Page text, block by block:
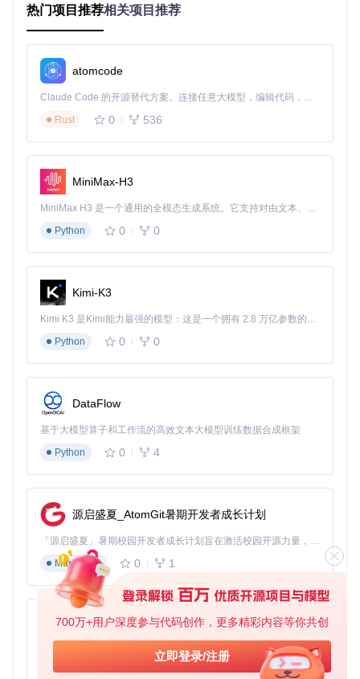
700万+用户深度参与代码创作，更多精彩内容等你共创
立即登录/注册
ESP32
✓ 完全
★★★
ESP32
-S3
✓ 增强
★★★
支持SBR和参数化立体
ESP32
-P4
支持
★★
最新架构，性能最优
ESP32
✗ 不支
★☆☆
ESP32
-C3
✗ 不支
★☆☆
单核架构，无PSRAM支
音频格
支持状态 推荐指数 限制条件
MP3
持
★
所有码率
AAC
持
AACP
✓ 部分支
★★★☆
ESP32仅单声道
WAV 支持PCM格式
FLAC
持
VORBI
✓ 部分支
★★★☆
比特率≤196Kbit/s
OPUS 混合模式未实现
快速上手：本地音频播放方案
硬件准备与连接
重要警告：确保您的开发板配备PSRAM，ESP32-S2/C3等
单核芯片完全不兼容本库。
推荐硬件组合：
主控：ESP32-WROOM-32（带4MB PSRAM）
DAC：PCM5102A（高性能DAC芯片）
热门项目推荐相关项目推荐
atomcode
Claude Code 的开源替代方案。连接任意大模型，编辑代码，运行命令，自动验证 — 全自动执行。用 Rust 构建，极致性能。 ｜ An open-source alternative to Claude Code. Connect any LLM, edit code, run commands, and verify changes — autonomously. Built in Rust for speed. Get Started
Rust
0 536
MiniMax-H3
MiniMax H3 是一个通用的全模态生成系统。它支持对由文本、图像、视频和音频组成的多模态上下文进行统一理解，并能生成分辨率高达 2K、时长可达 15 秒的带原生立体声音频的视频。得益于面向任务泛化的系统设计，H3 在预训练阶段就已具备广泛的多模态上下文理解与生成能力，能够出色地执行复杂的多模态指令。
Python
0 0
Kimi-K3
Kimi K3 是Kimi能力最强的模型：这是一个拥有 2.8 万亿参数的混合专家（MoE）模型，具备原生视觉理解能力，并支持 100 万 token 的上下文窗口。
Python
0 0
DataFlow
基于大模型算子和工作流的高效文本大模型训练数据合成框架
Python
0 4
源启盛夏_AtomGit暑期开发者成长计划
「源启盛夏」暑期校园开发者成长计划旨在激活校园开源力量，通过积分激励、认证扶持、资源倾斜等形式，引导高校组织和开发者完成「入驻 — 建项目 — 做贡献 — 获认证 — 得资源」的完整闭环。无论你是想带领社团入驻平台的组织者，还是希望用代码贡献证明自己的开发者，都能在这里找到属于你的成长路径。
Markdown
0 1
py-xiaozhi
基于Python的Xiaozhi AI，适用于想要完整Xiaozhi体验而无需拥有专用硬件的用户。
Python
0 1